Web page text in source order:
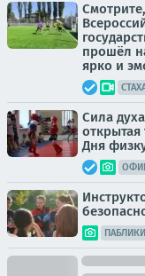
прошёл
ярко и
Сила
открытая
Дня
ПАБЛИКИ